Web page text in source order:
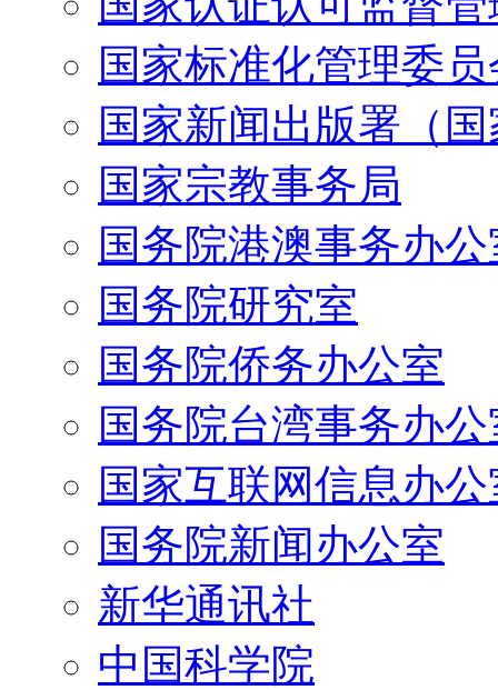
国家标准化管理委
国家新闻出版署（
国家宗教事务局
国务院港澳事务办
国务院研究室
国务院侨务办公室
国务院台湾事务办
国家互联网信息办
国务院新闻办公室
新华通讯社
中国科学院